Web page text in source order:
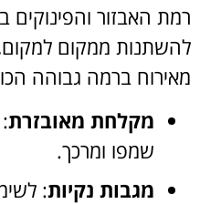
רמת האבזור והפינוקים
להשתנות ממקום
מאירוח ברמה גבוהה
מקלחת מאובזרת
שמפו ומרכך.
מגבות נקיות: